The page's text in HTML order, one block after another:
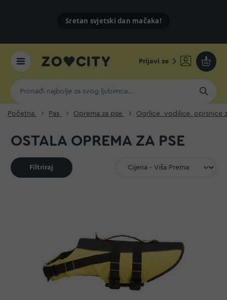
Sretan svjetski dan mačaka!
Prijavi se
Moja
Početna Pas Oprema za pse Ogrlice, vodilice, oprsnice
OSTALA OPREMA ZA PSE
Filtriraj